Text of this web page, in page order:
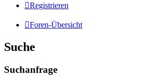
Registrieren
Foren-Übersicht
Suche
Suchanfrage